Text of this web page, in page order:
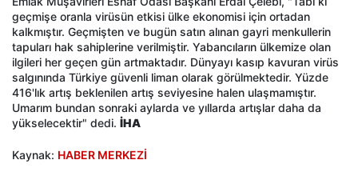
geçmişe oranla virüsün etkisi ülke ekonomisi için ortadan
kalkmıştır. Geçmişten ve bugün satın alınan gayri menkullerin
tapuları hak sahiplerine verilmiştir. Yabancıların ülkemize olan
ilgileri her geçen gün artmaktadır. Dünyayı kasıp kavuran virüs
salgınında Türkiye güvenli liman olarak görülmektedir. Yüzde
416'lık artış beklenilen artış seviyesine halen ulaşmamıştır.
Umarım bundan sonraki aylarda ve yıllarda artışlar daha da
yükselecektir" dedi. İHA
Kaynak: HABER MERKEZİ